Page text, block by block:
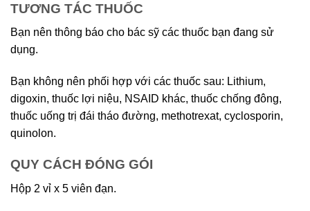
TƯƠNG TÁC THUỐC
Bạn nên thông báo cho bác sỹ các thuốc bạn đang sử
dụng.
Bạn không nên phối hợp với các thuốc sau: Lithium,
digoxin, thuốc lợi niệu, NSAID khác, thuốc chống đông,
thuốc uống trị đái tháo đường, methotrexat, cyclosporin,
quinolon.
QUY CÁCH ĐÓNG GÓI
Hộp 2 vỉ x 5 viên đạn.